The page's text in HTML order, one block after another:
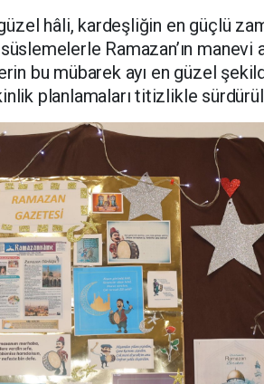
hâli, kardeşliğin en güçlü
Ramazan’ın
bu mübarek ayı en güzel
planlamaları titizlikle